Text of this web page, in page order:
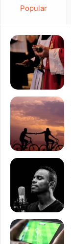
Popular